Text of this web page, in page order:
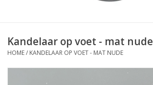
LIFESTYLE
Kandelaar op voet - mat nude
HOME/ KANDELAAR OP VOET - MAT NUDE